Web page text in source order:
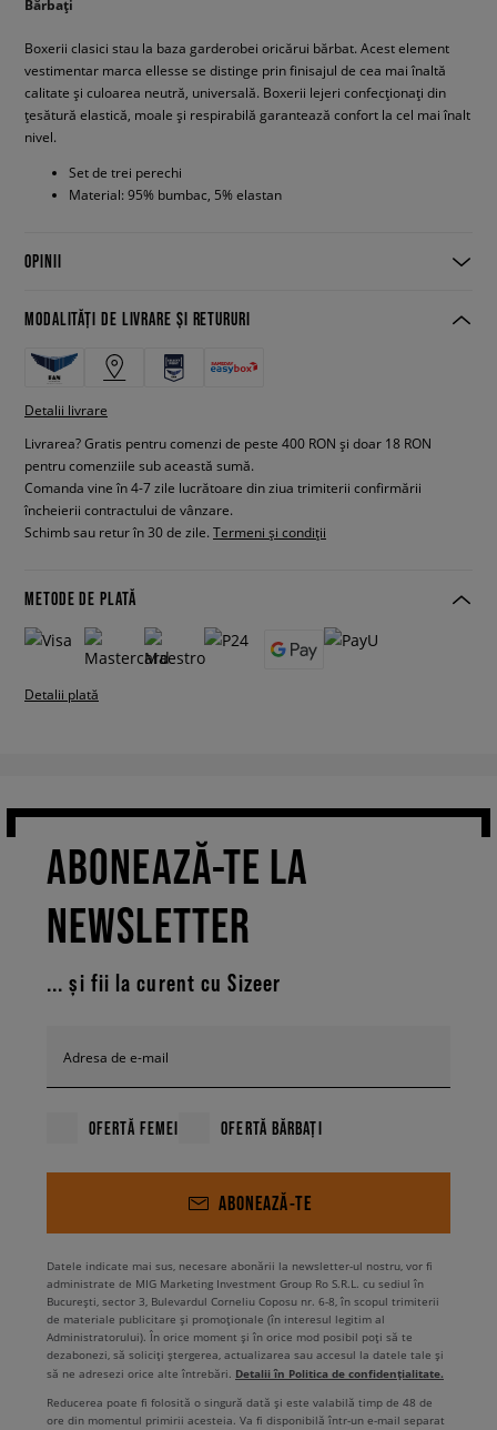
Bărbați
Boxerii clasici stau la baza garderobei oricărui bărbat. Acest element
vestimentar marca ellesse se distinge prin finisajul de cea mai înaltă
calitate și culoarea neutră, universală. Boxerii lejeri confecționați din
țesătură elastică, moale și respirabilă garantează confort la cel mai înalt
nivel.
Set de trei perechi
Material: 95% bumbac, 5% elastan
OPINII
MODALITĂȚI DE LIVRARE ȘI RETURURI
Detalii livrare
Livrarea? Gratis pentru comenzi de peste 400 RON și doar 18 RON
pentru comenziile sub această sumă.
Comanda vine în 4-7 zile lucrătoare din ziua trimiterii confirmării
încheierii contractului de vânzare.
Schimb sau retur în 30 de zile. Termeni și condiții
METODE DE PLATĂ
Detalii plată
ABONEAZĂ-TE LA
NEWSLETTER
... și fii la curent cu Sizeer
Adresa de e-mail
OFERTĂ FEMEI OFERTĂ BĂRBAȚI
ABONEAZĂ-TE
Datele indicate mai sus, necesare abonării la newsletter-ul nostru, vor fi
administrate de MIG Marketing Investment Group Ro S.R.L. cu sediul în
București, sector 3, Bulevardul Corneliu Coposu nr. 6-8, în scopul trimiterii
de materiale publicitare și promoționale (în interesul legitim al
Administratorului). În orice moment și în orice mod posibil poți să te
dezabonezi, să soliciți ștergerea, actualizarea sau accesul la datele tale și
să ne adresezi orice alte întrebări. Detalii în Politica de confidențialitate.
Reducerea poate fi folosită o singură dată și este valabilă timp de 48 de
ore din momentul primirii acesteia. Va fi disponibilă într-un e-mail separat